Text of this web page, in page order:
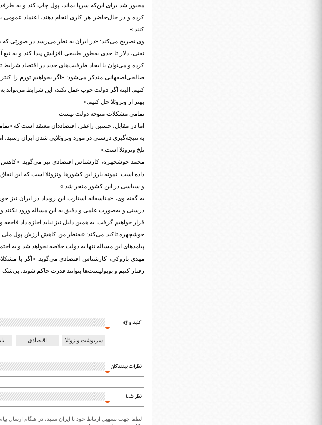
مجبور شد برای این‌که سرپا بماند، پول چاپ کند و به
کرده و در حال‌حاضر هر کاری انجام دهند، اعتماد عمومی
کنند.»
وی تصریح می‌کند: «در ایران به نظر می‌رسد در صورتی که
نفتی، دلار تا حدی به‌طور طبیعی افزایش پیدا کند و به
کرده و می‌توان با ایجاد ظرفیت‌های جدید در اقتصاد شرایط
صالحی‌اصفهانی متذکر می‌شود: «اگر بخواهیم تورم را
کنیم. البته اگر دولت خوب عمل نکند، این شرایط می‌تواند
بهتر از ونزوئلا حل کنیم.»
تمامی مشکلات متوجه دولت نیست
به نتیجه‌گیری درستی در مورد ونزوئلایی شدن ایران رسید،
تلخ ونزوئلا است.»
محمد خوشچهره، کارشناس اقتصادی نیز می‌گوید:
داده است. نمونه بارز این کشورها ونزوئلا است که این
و سیاسی در این کشور منجر شد.»
به گفته وی، «متاسفانه استارت این رویداد در ایران
درستی و به‌صورت علمی و دقیق به این مساله ورود نکنند و
قرار خواهیم گرفت. به همین دلیل نیز نباید اجازه داد فاجعه
خوشچهره تاکید می‌کند: «به‌نظر من کاهش ارزش پول ملی
پیامدهای این مساله تنها به دولت خلاصه نخواهد شد و به
مهدی پازوکی، کارشناس اقتصادی می‌گوید: «اگر با
رفتار کنیم و پوپولیست‌ها بتوانند قدرت حاکم شوند،
کلید واژه
سرنوشت ونزوئلا اقتصادی
نظرات بینندگان
نظر شما
لطفا جهت تسهیل ارتباط خود با ایران سپید، در هنگام ارسال